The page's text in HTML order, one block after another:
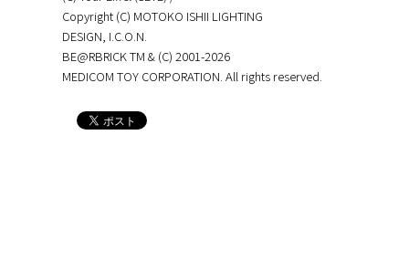
Copyright (C) MOTOKO ISHII LIGHTING
DESIGN, I.C.O.N.
BE@RBRICK TM & (C) 2001-2026
MEDICOM TOY CORPORATION. All rights reserved.